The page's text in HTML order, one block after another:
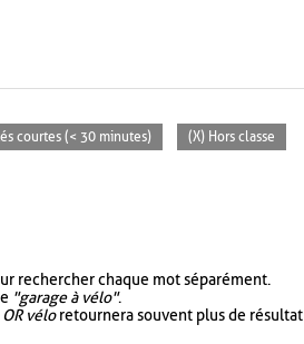
courtes (< 30 minutes) (X) Hors classe
rechercher chaque mot séparément.
"garage à vélo".
véloretournera souvent plus de résultat